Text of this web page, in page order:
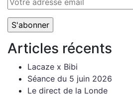
Articles récents
Lacaze x Bibi
Séance du 5 juin 2026
Le direct de la Londe